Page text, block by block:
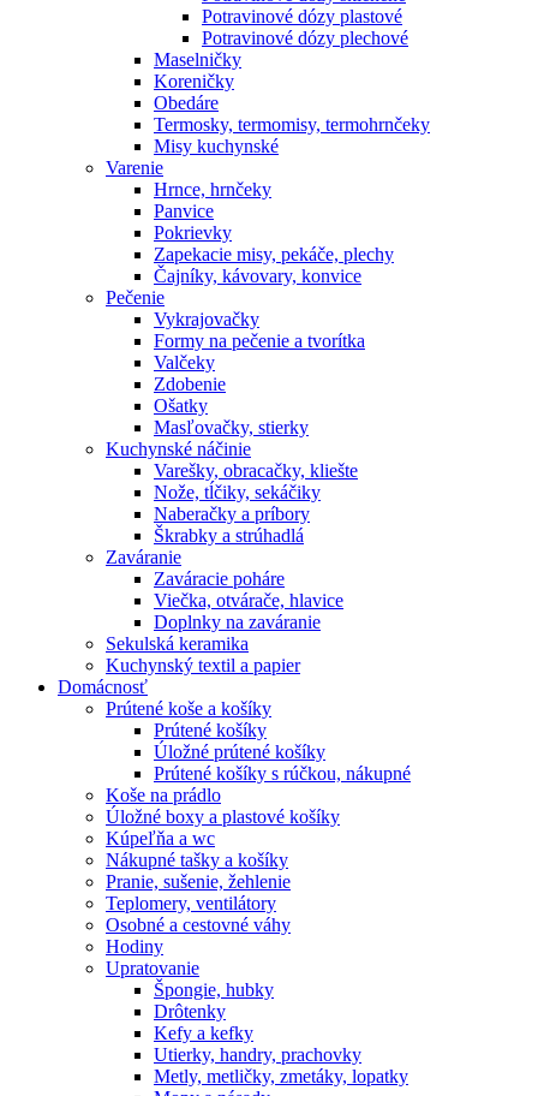
Potravinové dózy plastové
Potravinové dózy plechové
Maselničky
Koreničky
Obedáre
Termosky, termomisy, termohrnčeky
Misy kuchynské
Varenie
Hrnce, hrnčeky
Panvice
Pokrievky
Zapekacie misy, pekáče, plechy
Čajníky, kávovary, konvice
Pečenie
Vykrajovačky
Formy na pečenie a tvorítka
Valčeky
Zdobenie
Ošatky
Masľovačky, stierky
Kuchynské náčinie
Varešky, obracačky, kliešte
Nože, tĺčiky, sekáčiky
Naberačky a príbory
Škrabky a strúhadlá
Zaváranie
Zaváracie poháre
Viečka, otvárače, hlavice
Doplnky na zaváranie
Sekulská keramika
Kuchynský textil a papier
Domácnosť
Prútené koše a košíky
Prútené košíky
Úložné prútené košíky
Prútené košíky s rúčkou, nákupné
Koše na prádlo
Úložné boxy a plastové košíky
Kúpeľňa a wc
Nákupné tašky a košíky
Pranie, sušenie, žehlenie
Teplomery, ventilátory
Osobné a cestovné váhy
Hodiny
Upratovanie
Špongie, hubky
Drôtenky
Kefy a kefky
Utierky, handry, prachovky
Metly, metličky, zmetáky, lopatky